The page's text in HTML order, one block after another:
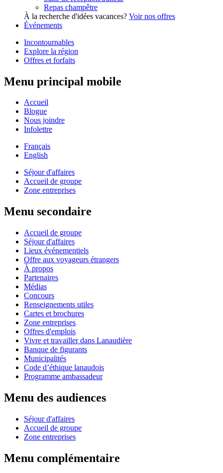
Repas champêtre
À la recherche d'idées vacances? Voir nos offres
Événements
Incontournables
Explore la région
Offres et forfaits
Menu principal mobile
Accueil
Blogue
Nous joindre
Infolettre
Français
English
Séjour d'affaires
Accueil de groupe
Zone entreprises
Menu secondaire
Accueil de groupe
Séjour d'affaires
Lieux événementiels
Offre aux voyageurs étrangers
À propos
Partenaires
Médias
Concours
Renseignements utiles
Cartes et brochures
Zone entreprises
Offres d'emplois
Vivre et travailler dans Lanaudière
Banque de figurants
Municipalités
Code d’éthique lanaudois
Programme ambassadeur
Menu des audiences
Séjour d'affaires
Accueil de groupe
Zone entreprises
Menu complémentaire